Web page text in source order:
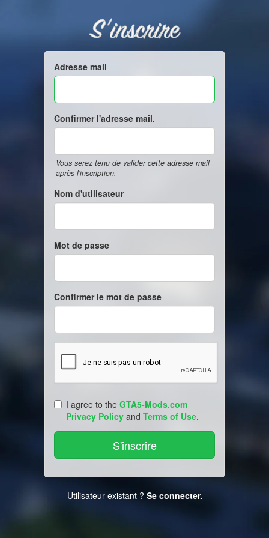
S'inscrire
Adresse mail
Confirmer l'adresse mail.
Vous serez tenu de valider cette adresse mail
après l'inscription.
Nom d'utilisateur
Mot de passe
Confirmer le mot de passe
I agree to the GTA5-Mods.com
Privacy Policy and Terms of Use.
Utilisateur existant ? Se connecter.